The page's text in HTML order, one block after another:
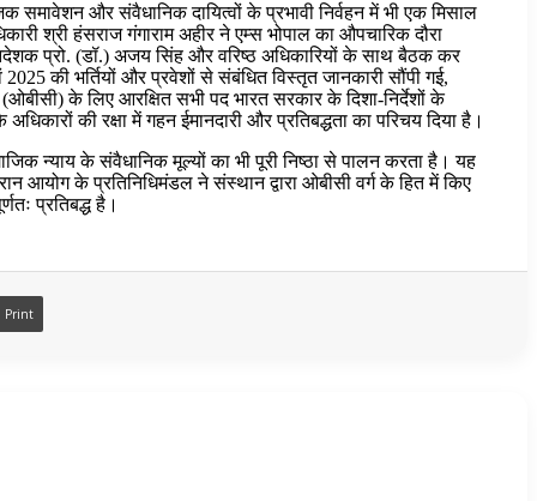
और संवैधानिक दायित्वों के प्रभावी निर्वहन में भी एक मिसाल
श्री हंसराज गंगाराम अहीर ने एम्स भोपाल का औपचारिक दौरा
प्रो. (डॉ.) अजय सिंह और वरिष्ठ अधिकारियों के साथ बैठक कर
की भर्तियों और प्रवेशों से संबंधित विस्तृत जानकारी सौंपी गई,
के लिए आरक्षित सभी पद भारत सरकार के दिशा-निर्देशों के
की रक्षा में गहन ईमानदारी और प्रतिबद्धता का परिचय दिया है।
न्याय के संवैधानिक मूल्यों का भी पूरी निष्ठा से पालन करता है। यह
आयोग के प्रतिनिधिमंडल ने संस्थान द्वारा ओबीसी वर्ग के हित में किए
प्रतिबद्ध है।
Print